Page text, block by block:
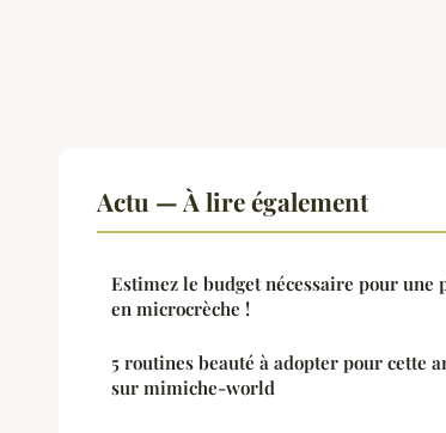
Actu — À lire également
Estimez le budget nécessaire pour une
en microcrèche !
5 routines beauté à adopter pour cette
sur mimiche-world